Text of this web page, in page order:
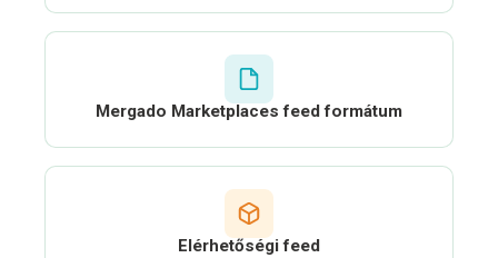
Mergado Marketplaces feed formátum
Elérhetőségi feed